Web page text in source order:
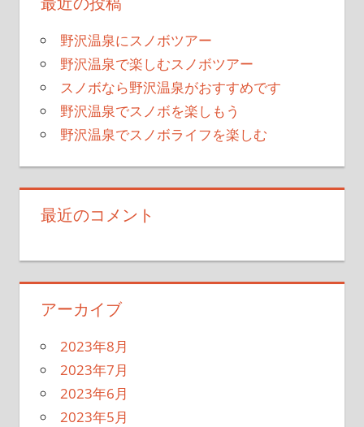
野沢温泉にスノボツアー
野沢温泉で楽しむスノボツアー
スノボなら野沢温泉がおすすめです
野沢温泉でスノボを楽しもう
野沢温泉でスノボライフを楽しむ
最近のコメント
アーカイブ
2023年8月
2023年7月
2023年6月
2023年5月